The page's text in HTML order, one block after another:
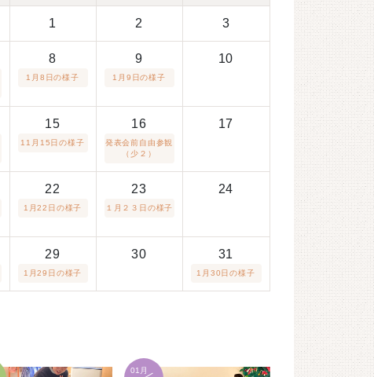
1 2 3
8
1月8日の様子
9
1月9日の様子
10
15
11月15日の様子
16
発表会前自由参観
（少２）
17
22
1月22日の様子
23
１月２３日の様子
24
29
1月29日の様子
30 31
1月30日の様子
01月